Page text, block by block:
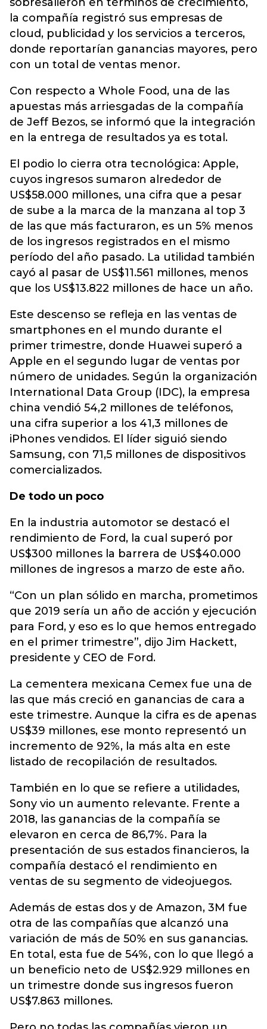
la compañía registró sus empresas de
cloud, publicidad y los servicios a terceros,
donde reportarían ganancias mayores, pero
con un total de ventas menor.
Con respecto a Whole Food, una de las
apuestas más arriesgadas de la compañía
de Jeff Bezos, se informó que la integración
en la entrega de resultados ya es total.
El podio lo cierra otra tecnológica: Apple,
cuyos ingresos sumaron alrededor de
US$58.000 millones, una cifra que a pesar
de sube a la marca de la manzana al top 3
de las que más facturaron, es un 5% menos
de los ingresos registrados en el mismo
período del año pasado. La utilidad también
cayó al pasar de US$11.561 millones, menos
que los US$13.822 millones de hace un año.
Este descenso se refleja en las ventas de
smartphones en el mundo durante el
primer trimestre, donde Huawei superó a
Apple en el segundo lugar de ventas por
número de unidades. Según la organización
International Data Group (IDC), la empresa
china vendió 54,2 millones de teléfonos,
una cifra superior a los 41,3 millones de
iPhones vendidos. El líder siguió siendo
Samsung, con 71,5 millones de dispositivos
comercializados.
De todo un poco
En la industria automotor se destacó el
rendimiento de Ford, la cual superó por
US$300 millones la barrera de US$40.000
millones de ingresos a marzo de este año.
“Con un plan sólido en marcha, prometimos
que 2019 sería un año de acción y ejecución
para Ford, y eso es lo que hemos entregado
en el primer trimestre”, dijo Jim Hackett,
presidente y CEO de Ford.
La cementera mexicana Cemex fue una de
las que más creció en ganancias de cara a
este trimestre. Aunque la cifra es de apenas
US$39 millones, ese monto representó un
incremento de 92%, la más alta en este
listado de recopilación de resultados.
También en lo que se refiere a utilidades,
Sony vio un aumento relevante. Frente a
2018, las ganancias de la compañía se
elevaron en cerca de 86,7%. Para la
presentación de sus estados financieros, la
compañía destacó el rendimiento en
ventas de su segmento de videojuegos.
Además de estas dos y de Amazon, 3M fue
otra de las compañías que alcanzó una
variación de más de 50% en sus ganancias.
En total, esta fue de 54%, con lo que llegó a
un beneficio neto de US$2.929 millones en
un trimestre donde sus ingresos fueron
US$7.863 millones.